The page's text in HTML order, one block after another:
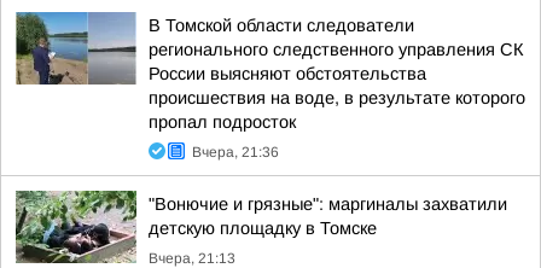
В Томской области следователи
регионального следственного управления СК
России выясняют обстоятельства
происшествия на воде, в результате которого
пропал подросток
Вчера, 21:36
"Вонючие и грязные": маргиналы захватили
детскую площадку в Томске
Вчера, 21:13